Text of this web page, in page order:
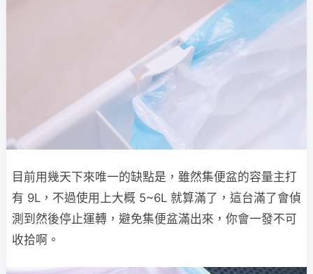
目前用幾天下來唯一的缺點是，雖然集便盆的容量主打
有 9L，不過使用上大概 5~6L 就算滿了，這台滿了會偵
測到然後停止運轉，避免集便盆滿出來，你會一發不可
收拾啊。